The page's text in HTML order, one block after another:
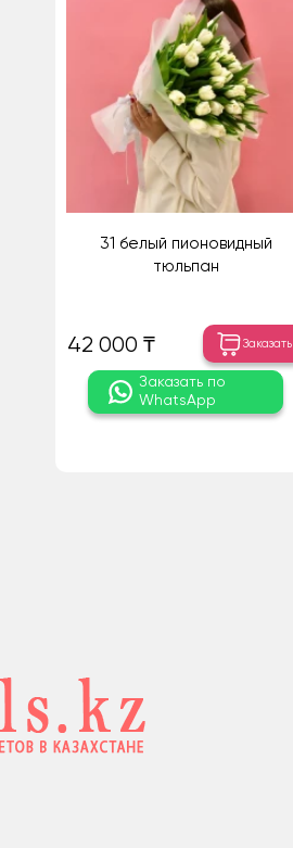
31 белый пионовидный
тюльпан
42 000 ₸ Заказать
Заказать по
WhatsApp